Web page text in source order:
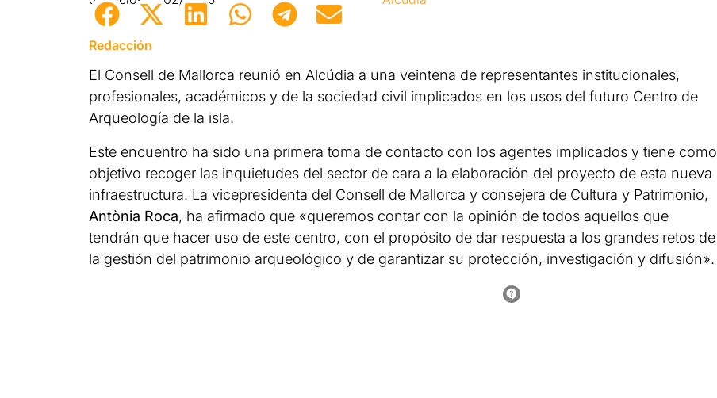
Redacción
El Consell de Mallorca reunió en Alcúdia a una veintena de representantes institucionales,
profesionales, académicos y de la sociedad civil implicados en los usos del futuro Centro de
Arqueología de la isla.
Este encuentro ha sido una primera toma de contacto con los agentes implicados y tiene como
objetivo recoger las inquietudes del sector de cara a la elaboración del proyecto de esta nueva
infraestructura. La vicepresidenta del Consell de Mallorca y consejera de Cultura y Patrimonio,
Antònia Roca, ha afirmado que «queremos contar con la opinión de todos aquellos que
tendrán que hacer uso de este centro, con el propósito de dar respuesta a los grandes retos de
la gestión del patrimonio arqueológico y de garantizar su protección, investigación y difusión».